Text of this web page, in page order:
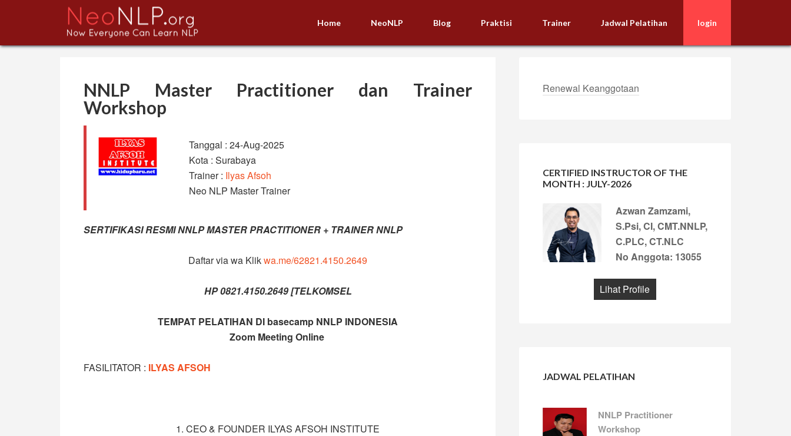
Home NeoNLP Blog Praktisi Trainer Jadwal Pelatihan login
NNLP Master Practitioner dan Trainer
Workshop
Tanggal : 24-Aug-2025
Kota : Surabaya
Trainer : Ilyas Afsoh
Neo NLP Master Trainer
SERTIFIKASI RESMI NNLP MASTER PRACTITIONER + TRAINER NNLP
Daftar via wa Klikwa.me/62821.4150.2649
HP 0821.4150.2649 [TELKOMSEL
TEMPAT PELATIHAN DI basecamp NNLP INDONESIA
Zoom Meeting Online
FASILITATOR : ILYAS AFSOH
1. CEO & FOUNDER ILYAS AFSOH INSTITUTE
Renewal Keanggotaan
CERTIFIED INSTRUCTOR OF THE
MONTH : JULY-2026
Azwan Zamzami,
S.Psi, CI, CMT.NNLP,
C.PLC, CT.NLC
No Anggota: 13055
Lihat Profile
JADWAL PELATIHAN
NNLP Practitioner
Workshop